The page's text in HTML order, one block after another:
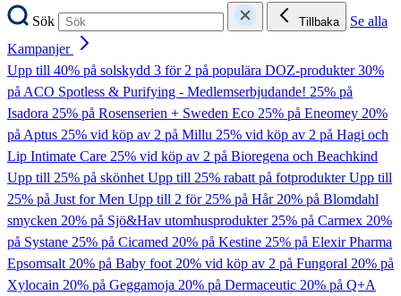
Sök
Tillbaka
Se alla
Kampanjer
Upp till 40% på solskydd 3 för 2 på populära DOZ-produkter30%
på ACO Spotless & Purifying - Medlemserbjudande! 25% på
Isadora 25% på Rosenserien + Sweden Eco 25% på Eneomey 20%
på Aptus 25% vid köp av 2 på Millu 25% vid köp av 2 på Hagi och
Lip Intimate Care 25% vid köp av 2 på Bioregena och Beachkind
Upp till 25% på skönhetUpp till 25% rabatt på fotprodukterUpp till
25% på Just for Men Upp till 2 för 25% på Hår20% på Blomdahl
smycken 20% på Sjö&Hav utomhusprodukter25% på Carmex 20%
på Systane 25% på Cicamed 20% på Kestine 25% på Elexir Pharma
Epsomsalt20% på Baby foot20% vid köp av 2 på Fungoral 20% på
Xylocain 20% på Geggamoja 20% på Dermaceutic 20% på Q+A